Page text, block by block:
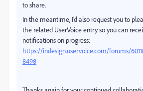
to share.
In the meantime, I’d also request you to
the related UserVoice entry so you can
notifications on progress:
https://indesign.uservoice.com/forums/
8498